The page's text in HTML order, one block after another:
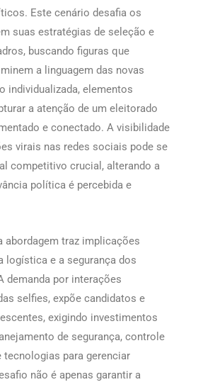
Este cenário desafia os
suas estratégias de seleção e
buscando figuras que
a linguagem das novas
individualizada, elementos
a atenção de um eleitorado
e conectado. A visibilidade
virais nas redes sociais pode se
competitivo crucial, alterando a
política é percebida e
abordagem traz implicações
logística e a segurança dos
demanda por interações
selfies, expõe candidatos e
exigindo investimentos
de segurança, controle
tecnologias para gerenciar
não é apenas garantir a